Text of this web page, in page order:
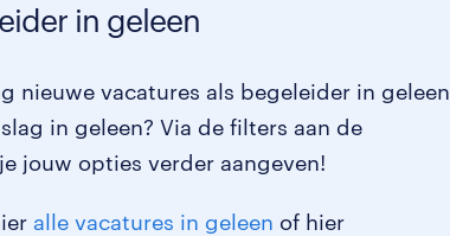
/ Verpleging 0
in geleen
nieuwe vacatures als begeleider in geleen
in geleen? Via de filters aan de
jouw opties verder aangeven!
alle vacatures in geleen of hier